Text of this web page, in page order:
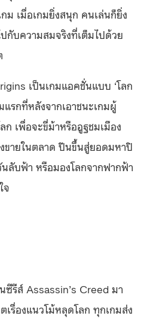
ม เมื่อเกมยิ่งสนุก คนเล่นก็ยิ่ง
กับความสมจริงที่เต็มไปด้วย
เป็นเกมแอคชั่นแบบ ‘โลก
รกที่หลังจากเอาชนะเกมผู้
ก เพื่อจะขี่ม้าหรืออูฐชมเมือง
ขายในตลาด ปีนขึ้นสู่ยอดมหาปิ
ลับฟ้า หรือมองโลกจากฟากฟ้า
จ
ซีรีส์ Assassin’s Creed มา
รื่องแนวโม้หลุดโลก ทุกเกมส่ง